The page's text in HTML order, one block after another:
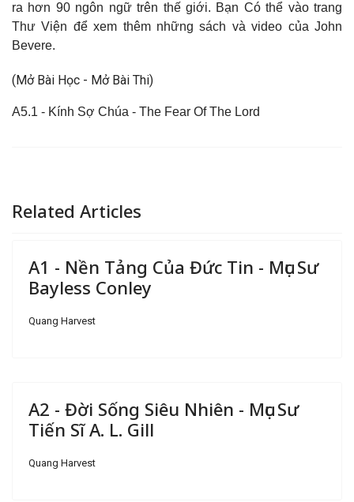
ra hơn 90 ngôn ngữ trên thế giới. Bạn Có thể vào trang
Thư Viện để xem thêm những sách và video của John
Bevere.
(Mở Bài Học - Mở Bài Thi)
A5.1 - Kính Sợ Chúa - The Fear Of The Lord
Related Articles
A1 - Nền Tảng Của Đức Tin - Mục Sư
Bayless Conley
Quang Harvest
A2 - Đời Sống Siêu Nhiên - Mục Sư
Tiến Sĩ A. L. Gill
Quang Harvest